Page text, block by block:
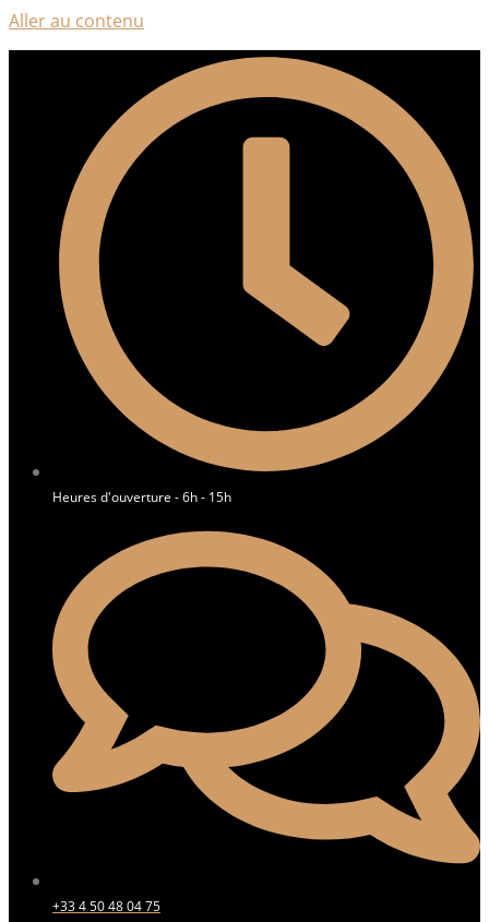
Aller au contenu
Heures d'ouverture - 6h - 15h
+33 4 50 48 04 75